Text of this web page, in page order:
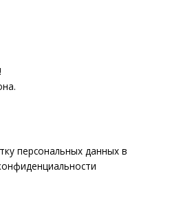
персональных данных в